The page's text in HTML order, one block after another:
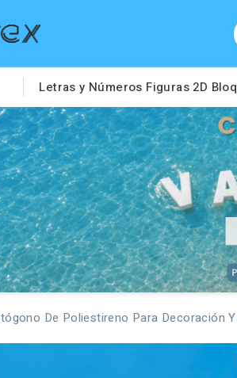
Letras y Números Figuras 2D
De Poliestireno Para Decoración